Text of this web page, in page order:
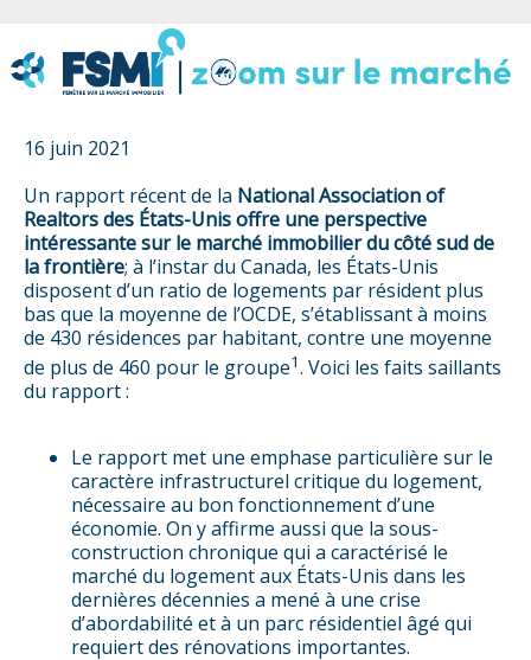
16 juin 2021
Un rapport récent de la National Association of
Realtors des États-Unis offre une perspective
intéressante sur le marché immobilier du côté sud de
la frontière; à l’instar du Canada, les États-Unis
disposent d’un ratio de logements par résident plus
bas que la moyenne de l’OCDE, s’établissant à moins
de 430 résidences par habitant, contre une moyenne
de plus de 460 pour le groupe1. Voici les faits saillants
du rapport :
Le rapport met une emphase particulière sur le
caractère infrastructurel critique du logement,
nécessaire au bon fonctionnement d’une
économie. On y affirme aussi que la sous-
construction chronique qui a caractérisé le
marché du logement aux États-Unis dans les
dernières décennies a mené à une crise
d’abordabilité et à un parc résidentiel âgé qui
requiert des rénovations importantes.